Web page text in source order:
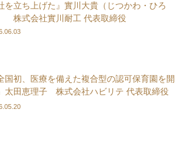
を立ち上げた』實川大貴（じつかわ・ひろ
株式会社實川耐工 代表取締役
国初、医療を備えた複合型の認可保育園を開
太田恵理子 株式会社ハビリテ 代表取締役